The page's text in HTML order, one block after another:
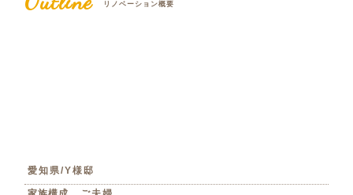
リノベーション概要
愛知県/Y様邸